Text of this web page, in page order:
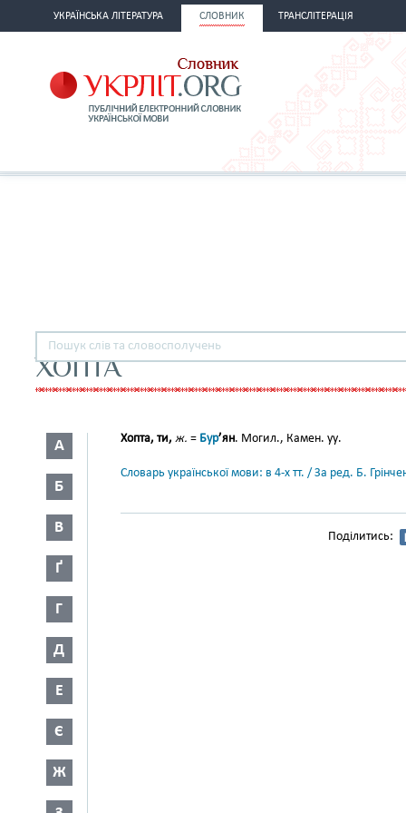
УКРАЇНСЬКА ЛІТЕРАТУРА СЛОВНИК ТРАНСЛІТЕРАЦІЯ
ХОПТА
А
Б
В
Ґ
Г
Д
Е
Є
Ж
Хопта, ти, ж. = Бур’ян. Могил., Камен. уу.
Словарь української мови: в 4-х тт. / За ред. Б.
Поділитись: